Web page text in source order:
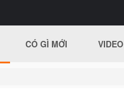
CÓ GÌ MỚI VIDEO